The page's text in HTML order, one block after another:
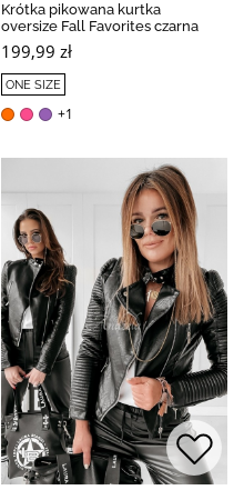
Krótka pikowana kurtka
oversize Fall Favorites czarna
199,99 zł
ONE SIZE
+1